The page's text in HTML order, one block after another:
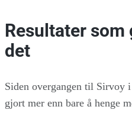
Resultater
det
Siden overgangen til Sirvoy
gjort mer enn bare å henge